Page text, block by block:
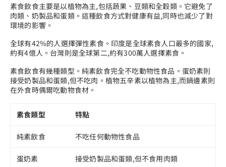
素食飲食主要是以植物為主,包括蔬果、豆類和全穀類。它避免了
肉類、奶製品和蛋類。這種飲食方式對健康有益,同時也減少了對
環境的影響。
全球有42%的人選擇彈性素食。印度是全球素食人口最多的國家,
約有4億人。台灣則是全球第二,約有300萬人選擇素食。
素食飲食有幾種類型。純素飲食完全不吃動物性食品。蛋奶素則
接受奶製品和蛋類,但不吃肉。植物五辛素以植物為主,而鍋邊素則
在外食時偶爾吃動物食材。
素食類型 特點
純素飲食 不吃任何動物性食品
蛋奶素 接受奶製品和蛋類,但不食用肉類